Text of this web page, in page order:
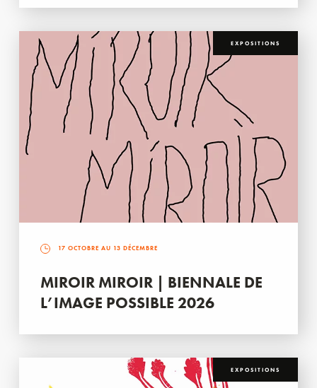
EXPOSITIONS
17 OCTOBRE AU 13 DÉCEMBRE
MIROIR MIROIR | BIENNALE DE
L’IMAGE POSSIBLE 2026
EXPOSITIONS